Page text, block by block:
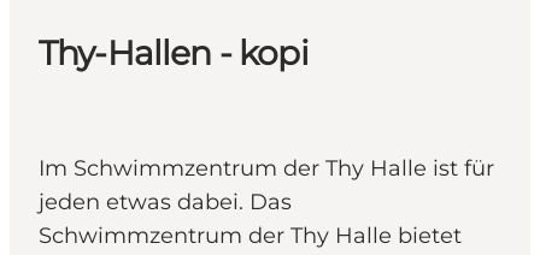
Thy-Hallen - kopi
Im Schwimmzentrum der Thy Halle ist für
jeden etwas dabei. Das
Schwimmzentrum der Thy Halle bietet